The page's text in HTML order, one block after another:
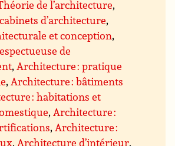
de l’architecture,
d’architecture,
et conception,
de
,Architecture : pratique
,Architecture : bâtiments
: habitations et
,Architecture :
,Architecture :
,Architecture d’intérieur,